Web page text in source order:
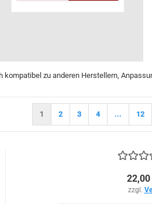
kompatibel zu anderen Herstellern,
1 2 3 4 ... 12
22,00
zzgl.